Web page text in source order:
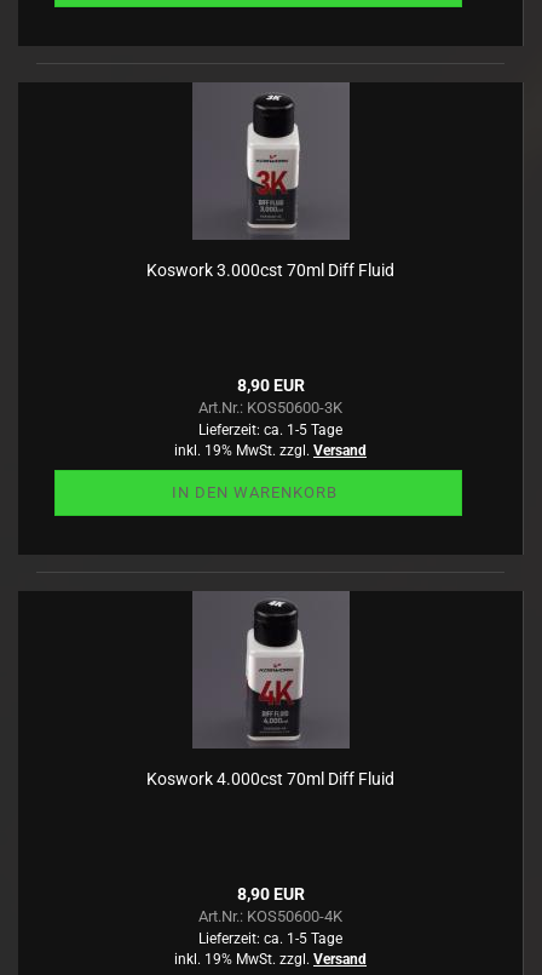
Koswork 3.000cst 70ml Diff Fluid
8,90 EUR
Art.Nr.: KOS50600-3K
Lieferzeit: ca. 1-5 Tage
inkl. 19% MwSt. zzgl. Versand
IN DEN WARENKORB
Koswork 4.000cst 70ml Diff Fluid
8,90 EUR
Art.Nr.: KOS50600-4K
Lieferzeit: ca. 1-5 Tage
inkl. 19% MwSt. zzgl. Versand